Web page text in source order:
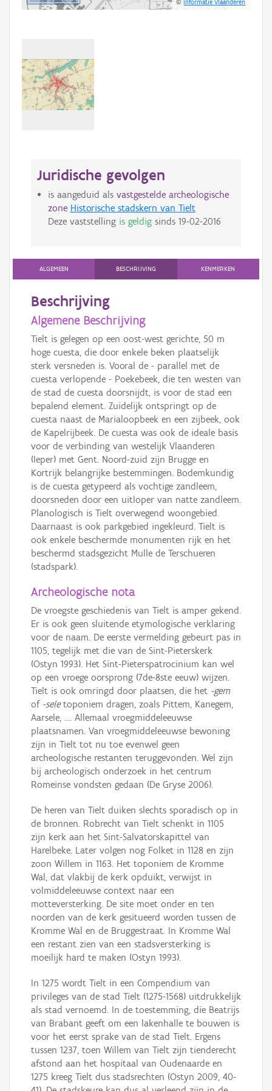
©Informatie Vlaanderen
Juridische gevolgen
is aangeduid als vastgestelde archeologische
zone Historische stadskern van Tielt
Deze vaststelling is geldigsinds 19-02-2016
ALGEMEEN BESCHRIJVING KENMERKEN
Beschrijving
Algemene Beschrijving
Tielt is gelegen op een oost-west gerichte, 50 m
hoge cuesta, die door enkele beken plaatselijk
sterk versneden is. Vooral de - parallel met de
cuesta verlopende - Poekebeek, die ten westen van
de stad de cuesta doorsnijdt, is voor de stad een
bepalend element. Zuidelijk ontspringt op de
cuesta naast de Marialoopbeek en een zijbeek, ook
de Kapelrijbeek. De cuesta was ook de ideale basis
voor de verbinding van westelijk Vlaanderen
(Ieper) met Gent. Noord-zuid zijn Brugge en
Kortrijk belangrijke bestemmingen. Bodemkundig
is de cuesta getypeerd als vochtige zandleem,
doorsneden door een uitloper van natte zandleem.
Planologisch is Tielt overwegend woongebied.
Daarnaast is ook parkgebied ingekleurd. Tielt is
ook enkele beschermde monumenten rijk en het
beschermd stadsgezicht Mulle de Terschueren
(stadspark).
Archeologische nota
De vroegste geschiedenis van Tielt is amper gekend.
Er is ook geen sluitende etymologische verklaring
voor de naam. De eerste vermelding gebeurt pas in
1105, tegelijk met die van de Sint-Pieterskerk
(Ostyn 1993). Het Sint-Pieterspatrocinium kan wel
op een vroege oorsprong (7de-8ste eeuw) wijzen.
Tielt is ook omringd door plaatsen, die het -gem
of -seletoponiem dragen, zoals Pittem, Kanegem,
Aarsele, .... Allemaal vroegmiddeleeuwse
plaatsnamen. Van vroegmiddeleeuwse bewoning
zijn in Tielt tot nu toe evenwel geen
archeologische restanten teruggevonden. Wel zijn
bij archeologisch onderzoek in het centrum
Romeinse vondsten gedaan (De Gryse 2006).
De heren van Tielt duiken slechts sporadisch op in
de bronnen. Robrecht van Tielt schenkt in 1105
zijn kerk aan het Sint-Salvatorskapittel van
Harelbeke. Later volgen nog Folket in 1128 en zijn
zoon Willem in 1163. Het toponiem de Kromme
Wal, dat vlakbij de kerk opduikt, verwijst in
volmiddeleeuwse context naar een
motteversterking. De site moet onder en ten
noorden van de kerk gesitueerd worden tussen de
Kromme Wal en de Bruggestraat. In Kromme Wal
een restant zien van een stadsversterking is
moeilijk hard te maken (Ostyn 1993).
In 1275 wordt Tielt in een Compendium van
privileges van de stad Tielt (1275-1568) uitdrukkelijk
als stad vernoemd. In de toestemming, die Beatrijs
van Brabant geeft om een lakenhalle te bouwen is
voor het eerst sprake van de stad Tielt. Ergens
tussen 1237, toen Willem van Tielt zijn tienderecht
afstond aan het hospitaal van Oudenaarde en
1275 kreeg Tielt dus stadsrechten (Ostyn 2009, 40-